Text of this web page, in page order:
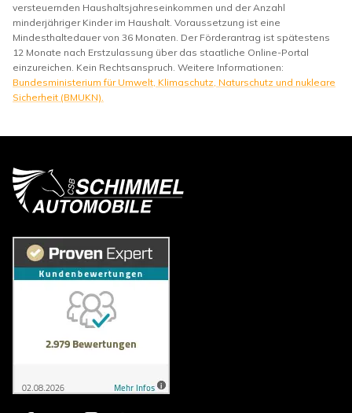
versteuernden Haushaltsjahreseinkommen und der Anzahl
minderjähriger Kinder im Haushalt. Voraussetzung ist eine
Mindesthaltedauer von 36 Monaten. Der Förderantrag ist spätestens
12 Monate nach Erstzulassung über das staatliche Online-Portal
einzureichen. Kein Rechtsanspruch. Weitere Informationen:
Bundesministerium für Umwelt, Klimaschutz, Naturschutz und nukleare
Sicherheit (BMUKN).